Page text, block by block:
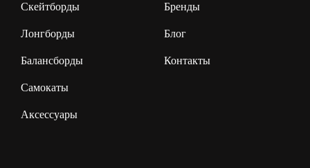
Скейтборды
Лонгборды
Балансборды
Самокаты
Аксессуары
Бренды
Блог
Контакты